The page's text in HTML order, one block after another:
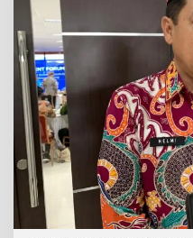
a
B
k
a
P
e
l
u
a
n
g
I
n